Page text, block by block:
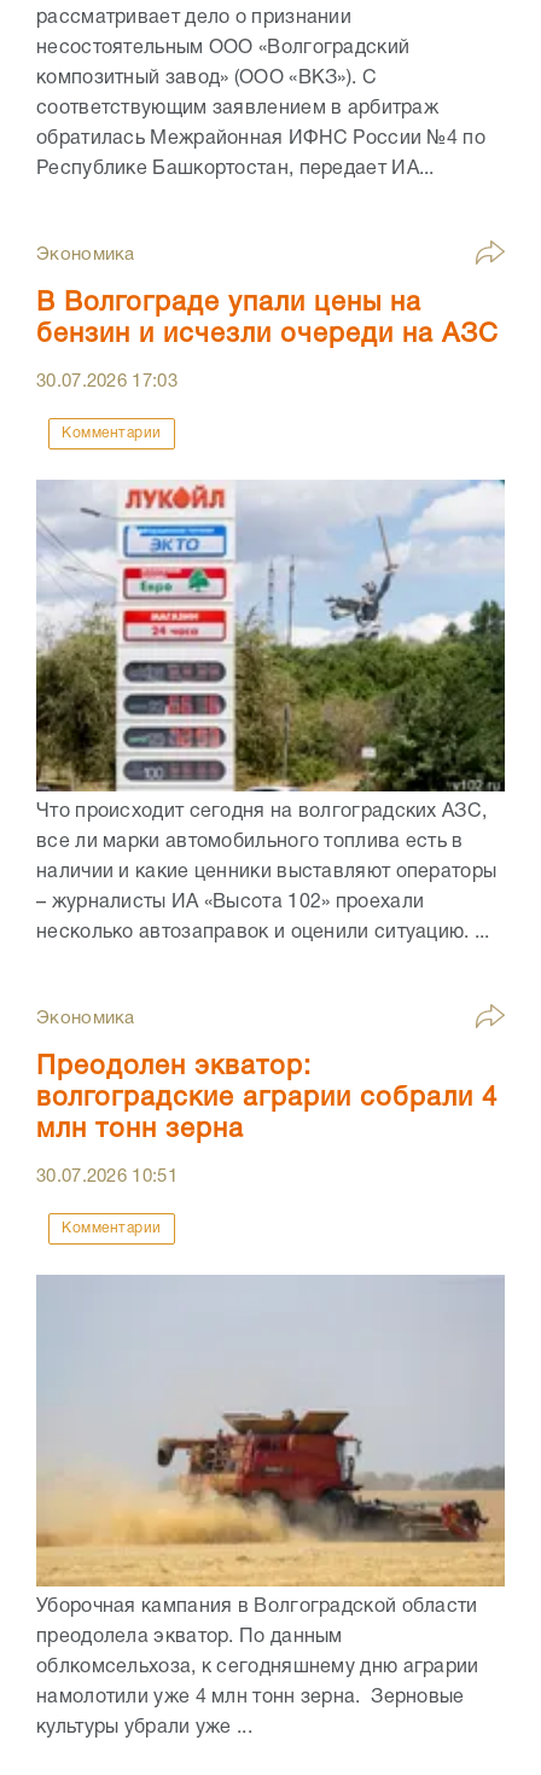
рассматривает дело о признании
несостоятельным ООО «Волгоградский
композитный завод» (ООО «ВКЗ»). С
соответствующим заявлением в арбитраж
обратилась Межрайонная ИФНС России №4 по
Республике Башкортостан, передает ИА...
Экономика
В Волгограде упали цены на
бензин и исчезли очереди на АЗС
30.07.2026 17:03
Комментарии
Что происходит сегодня на волгоградских АЗС,
все ли марки автомобильного топлива есть в
наличии и какие ценники выставляют операторы
– журналисты ИА «Высота 102» проехали
несколько автозаправок и оценили ситуацию. ...
Экономика
Преодолен экватор:
волгоградские аграрии собрали 4
млн тонн зерна
30.07.2026 10:51
Комментарии
Уборочная кампания в Волгоградской области
преодолела экватор. По данным
облкомсельхоза, к сегодняшнему дню аграрии
намолотили уже 4 млн тонн зерна. Зерновые
культуры убрали уже ...